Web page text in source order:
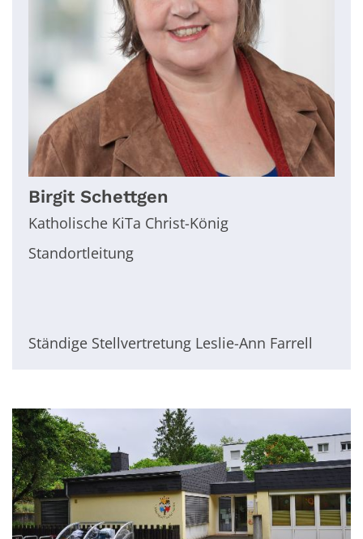
Birgit Schettgen
Katholische KiTa Christ-König
Standortleitung
Ständige Stellvertretung Leslie-Ann Farrell